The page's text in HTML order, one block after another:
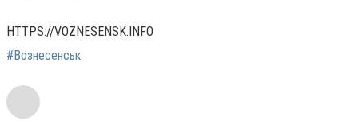
HTTPS://VOZNESENSK.INFO
#Вознесенськ